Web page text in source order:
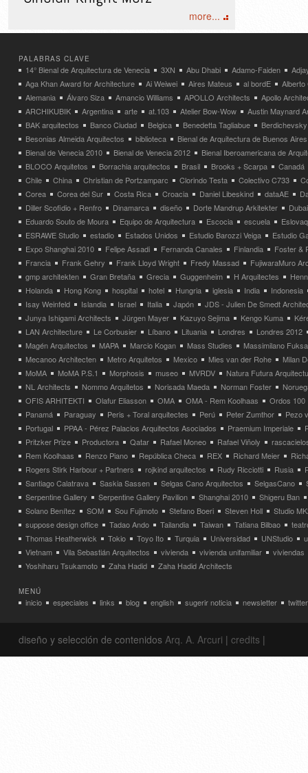
more...
PALABRAS CLAVE
14° Bienal de Arquitectura de Venecia 3XN Abu Dhabi Adamo-Faiden
Aga Khan Award for Architecture
Ai Weiwei Aires Mateus al bordE
Alberto
Alemania
Álvaro Siza Amancio Williams APOLLO Architects
Apollo
ARCHIKUBIK
Argentina arte at.103 Atelier Bow-Wow
Austin Maynard
BAK arquitectos
Banco Ciudad Belgica Benedetta Tagliabue
Besonias Almeida Arquitectos
biblioteca
Bienal de Arquitectura de Buenos Aires
Bienal de Venecia 2010
Bienal de Venecia 2012
Bienal Iberoamericana de
BLOCO Arquitetos
Borrachia arquitectos Brasil Brooks + Scarpa
Canadá
Chile
China Christian de Portzamparc Clorindo Testa Colectivo C733
Corea
Corea del Sur Costa Rica Croacia Daniel Libeskind dataAE
Diller Scofidio + Renfro
Dinamarca diseño Dorte Mandrup Arkitekter
Dubai
Eduardo Souto de Moura
Equipo de Arquitectura Escocia escuela
ESRAWE Studio
estadio Estados Unidos Estudio Barozzi Veiga
Estudio
Expo Shanghai 2010
Felipe Assadi Fernanda Canales Finlandia
Foster &
Francia
Frank Gehry Frank Lloyd Wright Fredy Massad
FujiwaraMuro
gmp architekten
Gran Bretaña Grecia Guggenheim H Arquitectes
Holanda
Hong Kong hospital hotel Hungria iglesia India
Indonesia
Isay Weinfeld
Islandia Israel Italia Japón
JDS - Julien De Smedt
Junya Ishigami Architects
Jürgen Mayer Kazuyo Sejima Kengo Kuma
LAN Architecture
Le Corbusier Líbano Lituania Londres
Londres 2012
Magén Arquitectos
MAPA Marcio Kogan Mass Studies
Massimilano
Mecanoo Architecten
Metro Arquitetos Mexico Mies van der Rohe
Milan
MoMA
MoMA P.S.1 Morphosis museo MVRDV
Natura Futura
NL Architects
Nommo Arquitetos Norisada Maeda Norman Foster
OFIS ARHITEKTI
Olafur Eliasson OMA OMA - Rem Koolhaas
Ordos 100
Panamá
Paraguay Peris + Toral arquitectes Perú Peter Zumthor
Pezo
Portugal
PPAA - Pérez Palacios Arquitectos Asociados Praemium Imperiale
Pritzker Prize
Productora Qatar Rafael Moneo Rafael Viñoly
Rem Koolhaas
Renzo Piano República Checa REX Richard Meier
Rogers Stirk Harbour + Partners
rojkind arquitectos Rudy Ricciotti Rusia
Santiago Calatrava
Saskia Sassen Selgas Cano Arquitectos SelgasCano
Serpentine Gallery
Serpentine Gallery Pavilion Shanghai 2010
Shigeru Ban
Solano Benítez
SOM Sou Fujimoto Stefano Boeri Steven Holl
Studio
suppose design office
Tadao Ando Tailandia Taiwan Tatiana Bilbao
Thomas Heatherwick
Tokio Toyo Ito Turquia Universidad UNStudio
Vietnam
Vila Sebastián Arquitectos vivienda vivienda unifamiliar
viviendas
Yoshiharu Tsukamoto
Zaha Hadid Zaha Hadid Architects
MENÚ
inicio especiales links blog english sugerir noticia newsletter twitter
diseño y selección de contenidos Arq. A. Arcuri | credits |